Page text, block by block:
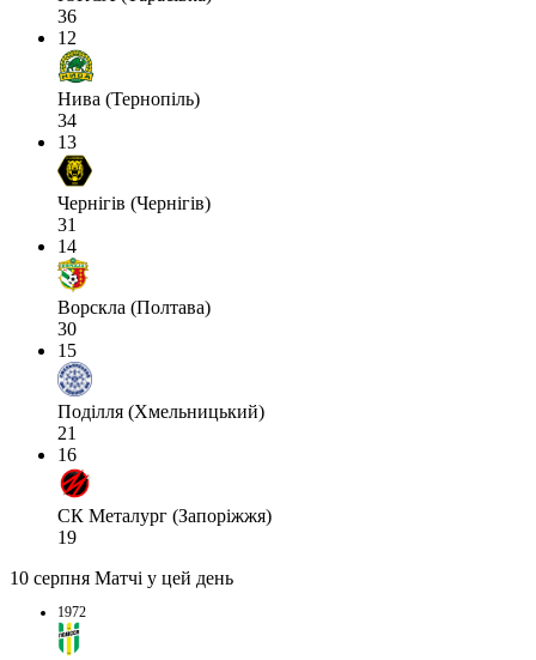
36
12
Нива (Тернопіль)
34
13
Чернігів (Чернігів)
31
14
Ворскла (Полтава)
30
15
Поділля (Хмельницький)
21
16
СК Металург (Запоріжжя)
19
10 серпня Матчі у цей день
1972